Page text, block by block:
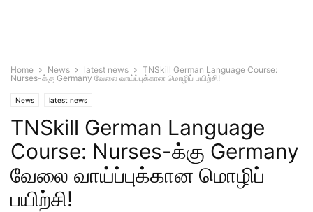
Home News latest news
TNSkill German Language Course:
Nurses-க்கு Germany வேலை வாய்ப்புக்கான மொழிப் பயிற்சி!
News latest news
TNSkill German Language
Course: Nurses-க்கு Germany
வேலை வாய்ப்புக்கான மொழிப்
பயிற்சி!